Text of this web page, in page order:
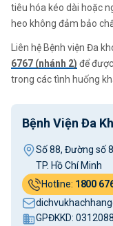
tiêu hóa kéo dài hoặc
heo không đảm bảo
Liên hệ Bệnh viện Đa
6767 (nhánh 2) để
trong các tình huống
Bệnh Viện Đa
Số 88, Đường số
TP. Hồ Chí Minh
Hotline: 1800
GPĐKKD: